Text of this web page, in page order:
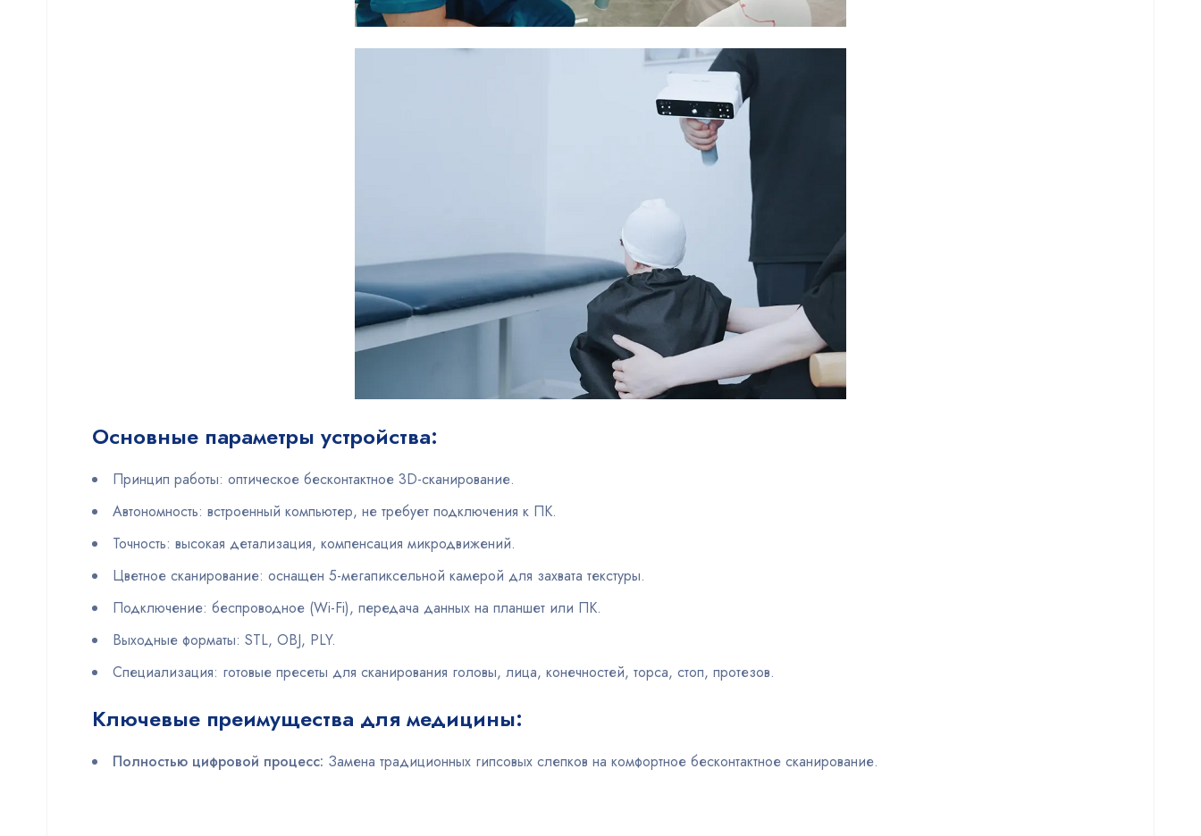
Основные параметры устройства:
Принцип работы: оптическое бесконтактное 3D-сканирование.
Автономность: встроенный компьютер, не требует подключения к ПК.
Точность: высокая детализация, компенсация микродвижений.
Цветное сканирование: оснащен 5-мегапиксельной камерой для захвата текстуры.
Подключение: беспроводное (Wi-Fi), передача данных на планшет или ПК.
Выходные форматы: STL, OBJ, PLY.
Специализация: готовые пресеты для сканирования головы, лица, конечностей, торса, стоп, протезов.
Ключевые преимущества для медицины:
Полностью цифровой процесс: Замена традиционных гипсовых слепков на комфортное бесконтактное сканирование.